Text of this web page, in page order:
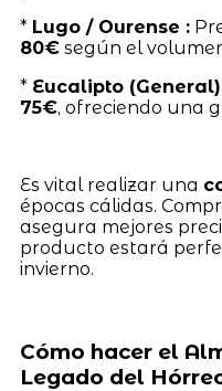
* Lugo / Ourense :
80€según el
* Eucalipto
75€, ofreciendo una
Es vital realizar una
épocas cálidas.
asegura mejores
producto estará
invierno.
Cómo hacer el
Legado del